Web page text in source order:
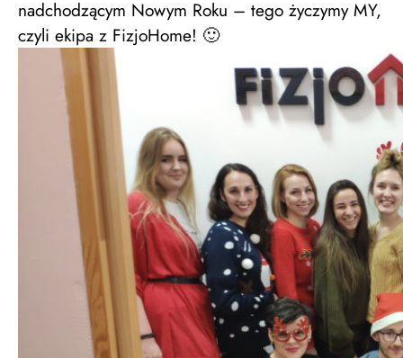
nadchodzącym Nowym Roku – tego życzymy MY,
czyli ekipa z FizjoHome! 🙂